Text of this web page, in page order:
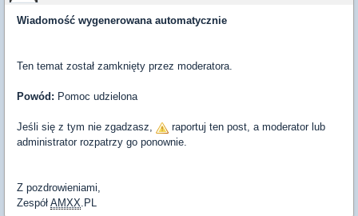
Wiadomość wygenerowana automatycznie
Ten temat został zamknięty przez moderatora.
Powód: Pomoc udzielona
Jeśli się z tym nie zgadzasz,
raportuj ten post, a moderator lub
administrator rozpatrzy go ponownie.
Z pozdrowieniami,
Zespół AMXX.PL